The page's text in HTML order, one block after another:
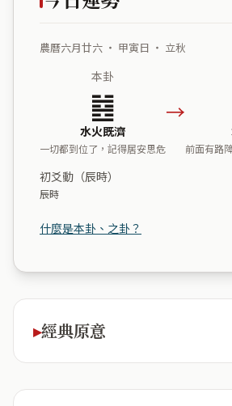
農曆六月廿六 ・ 甲寅日 ・ 立秋
本卦
䷾
水火既濟
一切都到位了，記得居安思危
→
前面有路
初爻動（辰時）
辰時
什麼是本卦、之卦？
經典原意